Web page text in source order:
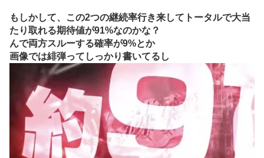
もしかして、この2つの継続率行き来してトータルで大当
たり取れる期待値が91%なのかな？
んで両方スルーする確率が9%とか
画像では緋弾ってしっかり書いてるし